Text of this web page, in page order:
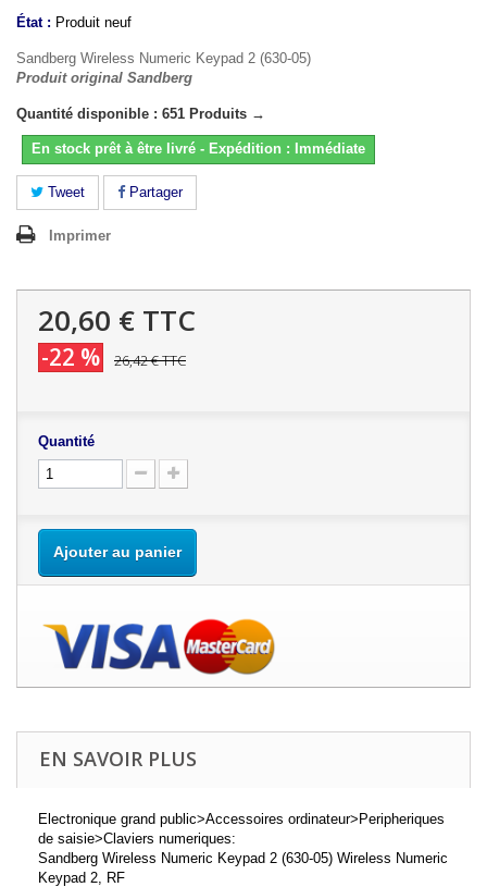
État : Produit neuf
Sandberg Wireless Numeric Keypad 2 (630-05)
Produit original Sandberg
Quantité disponible : 651 Produits →
En stock prêt à être livré - Expédition : Immédiate
Tweet Partager
Imprimer
20,60 € TTC
-22 % 26,42 €TTC
Quantité
Ajouter au panier
EN SAVOIR PLUS
Electronique grand public>Accessoires ordinateur>Peripheriques
de saisie>Claviers numeriques:
Sandberg Wireless Numeric Keypad 2 (630-05) Wireless Numeric
Keypad 2, RF